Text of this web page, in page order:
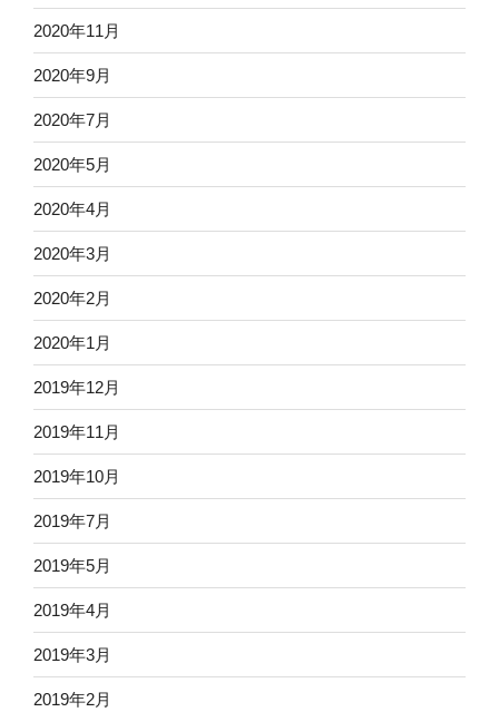
2020年11月
2020年9月
2020年7月
2020年5月
2020年4月
2020年3月
2020年2月
2020年1月
2019年12月
2019年11月
2019年10月
2019年7月
2019年5月
2019年4月
2019年3月
2019年2月